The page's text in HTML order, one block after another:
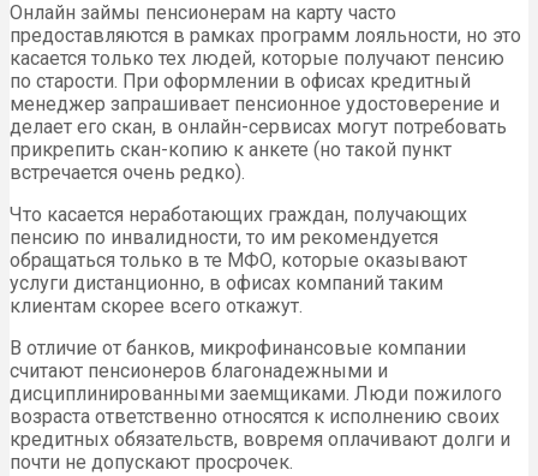
Онлайн займы пенсионерам на карту часто
предоставляются в рамках программ лояльности, но это
касается только тех людей, которые получают пенсию
по старости. При оформлении в офисах кредитный
менеджер запрашивает пенсионное удостоверение и
делает его скан, в онлайн-сервисах могут потребовать
прикрепить скан-копию к анкете (но такой пункт
встречается очень редко).
Что касается неработающих граждан, получающих
пенсию по инвалидности, то им рекомендуется
обращаться только в те МФО, которые оказывают
услуги дистанционно, в офисах компаний таким
клиентам скорее всего откажут.
В отличие от банков, микрофинансовые компании
считают пенсионеров благонадежными и
дисциплинированными заемщиками. Люди пожилого
возраста ответственно относятся к исполнению своих
кредитных обязательств, вовремя оплачивают долги и
почти не допускают просрочек.